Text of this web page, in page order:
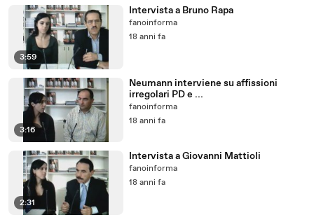
3:59
Intervista a Bruno Rapa
fanoinforma
18 anni fa
3:16
Neumann interviene su affissioni
irregolari PD e ...
fanoinforma
18 anni fa
2:31
Intervista a Giovanni Mattioli
fanoinforma
18 anni fa